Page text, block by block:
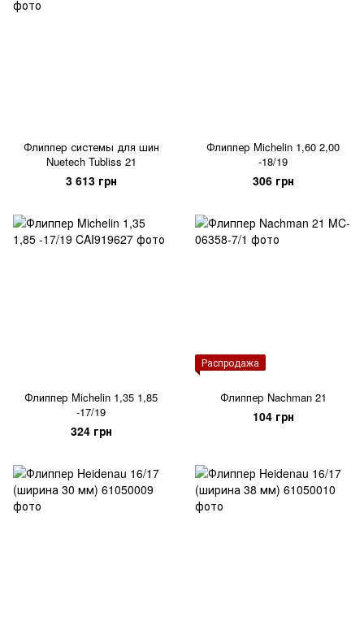
Флиппер системы для шин
Nuetech Tubliss 21
3 613 грн
Флиппер Michelin 1,60 2,00
-18/19
306 грн
Флиппер Michelin 1,35 1,85
-17/19
324 грн
Распродажа
Флиппер Nachman 21
104 грн